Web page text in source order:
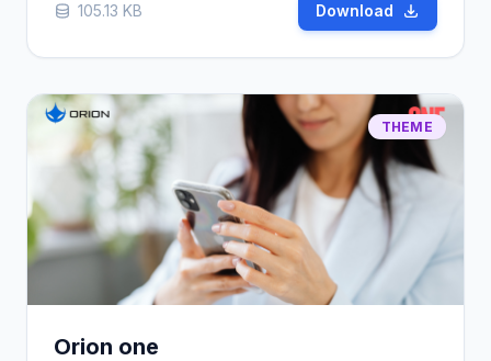
105.13 KB Download
THEME
Orion one